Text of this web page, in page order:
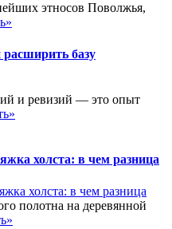
этносов Поволжья,
базу
и ревизий — это опыт
холста: в чем разница
полотна на деревянной